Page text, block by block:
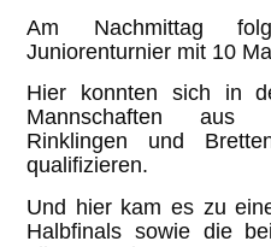
Am Nachmittag
Juniorenturnier mit 10
Hier konnten sich in
Mannschaften aus
Rinklingen und
qualifizieren.
Und hier kam es zu
Halbfinals sowie die